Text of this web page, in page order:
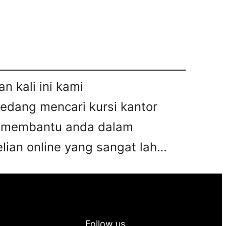
kali ini kami
mencari kursi kantor
anda dalam
online yang sangat lah…
Follow us